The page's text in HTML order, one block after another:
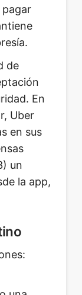
de
En
Uber
en sus
un
la app,